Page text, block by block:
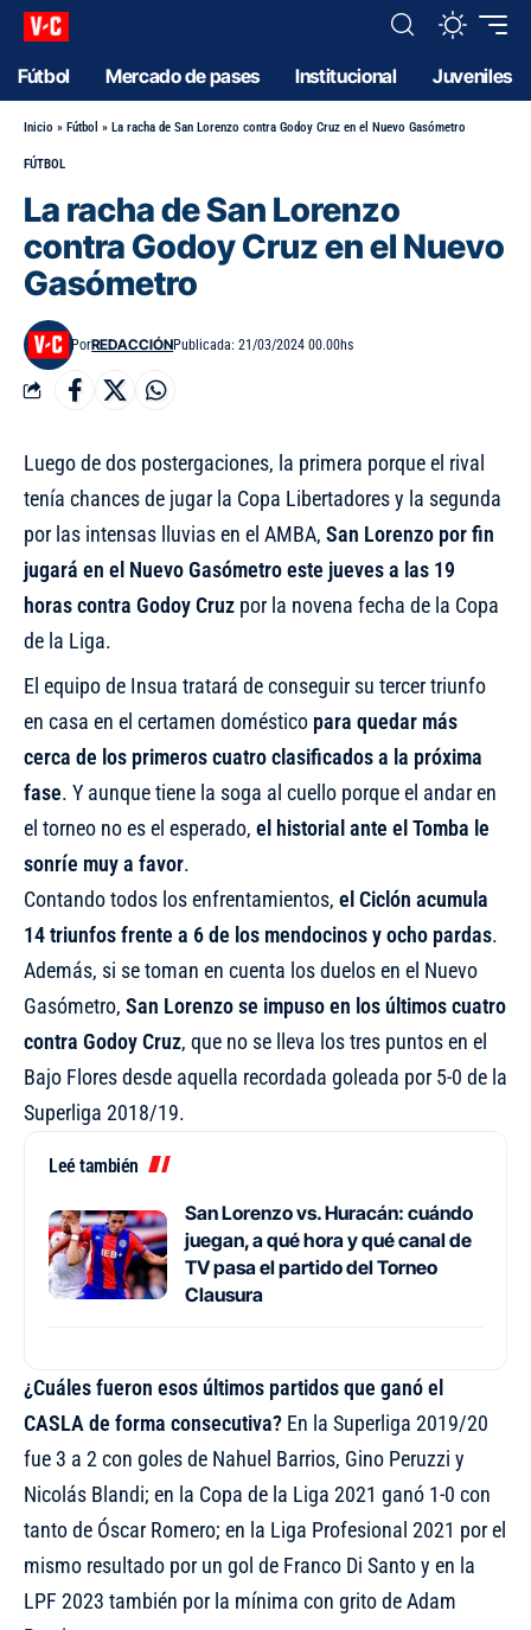
Fútbol Mercado de pases Institucional Juveniles
Inicio » Fútbol » La racha de San Lorenzo contra Godoy Cruz en el Nuevo Gasómetro
FÚTBOL
La racha de San Lorenzo
contra Godoy Cruz en el Nuevo
Gasómetro
PorREDACCIÓNPublicada: 21/03/2024 00.00hs
Luego de dos postergaciones, la primera porque el rival
tenía chances de jugar la Copa Libertadores y la segunda
por las intensas lluvias en el AMBA, San Lorenzo por fin
jugará en el Nuevo Gasómetro este jueves a las 19
horas contra Godoy Cruz por la novena fecha de la Copa
de la Liga.
El equipo de Insua tratará de conseguir su tercer triunfo
en casa en el certamen doméstico para quedar más
cerca de los primeros cuatro clasificados a la próxima
fase. Y aunque tiene la soga al cuello porque el andar en
el torneo no es el esperado, el historial ante el Tomba le
sonríe muy a favor.
Contando todos los enfrentamientos, el Ciclón acumula
14 triunfos frente a 6 de los mendocinos y ocho pardas.
Además, si se toman en cuenta los duelos en el Nuevo
Gasómetro, San Lorenzo se impuso en los últimos cuatro
contra Godoy Cruz, que no se lleva los tres puntos en el
Bajo Flores desde aquella recordada goleada por 5-0 de la
Superliga 2018/19.
Leé también
San Lorenzo vs. Huracán: cuándo
juegan, a qué hora y qué canal de
TV pasa el partido del Torneo
Clausura
¿Cuáles fueron esos últimos partidos que ganó el
CASLA de forma consecutiva? En la Superliga 2019/20
fue 3 a 2 con goles de Nahuel Barrios, Gino Peruzzi y
Nicolás Blandi; en la Copa de la Liga 2021 ganó 1-0 con
tanto de Óscar Romero; en la Liga Profesional 2021 por el
mismo resultado por un gol de Franco Di Santo y en la
LPF 2023 también por la mínima con grito de Adam